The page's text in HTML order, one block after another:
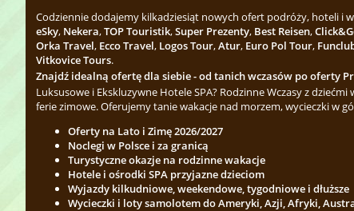
Codziennie dodajemy kilkadziesiąt nowych ofert podróży, hoteli i
eSky, Nekera,TOP Touristik,Super Prezenty, Best Reisen,
Orka Travel, Ecco Travel, Logos Tour,Atur, Euro Pol Tour,
Vitkovice Tours.
Znajdź idealną ofertę dla siebie - od tanich wczasów po oferty
Luksusowe i Ekskluzywne Hotele SPA? Rodzinne Wczasy z
ferie zimowe. Oferujemy tanie wakacje nad morzem, wycieczki w
Oferty na Lato i Zimę 2026/2027
Noclegi w Polsce i za granicą
Turystyczne okazje na rodzinne wakacje
Hotele i ośrodki SPA przyjazne dzieciom
Wyjazdy kilkudniowe, weekendowe, tygodniowe i dłuższe
Wycieczki i loty samolotem do Ameryki, Azji, Afryki,